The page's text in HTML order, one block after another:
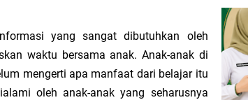
Lepas Keberangkatan Delegasi MTs 2 Lampung Utara
UUD NRI Tahun 1945
yang sangat dibutuhkan oleh
waktu bersama anak. Anak-anak di
mengerti apa manfaat dari belajar itu
oleh anak-anak yang seharusnya